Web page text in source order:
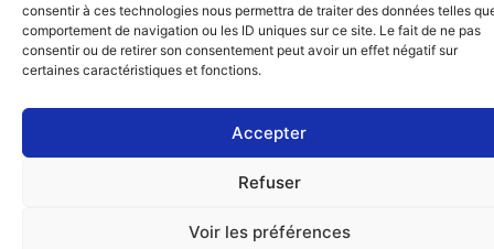
consentir à ces technologies nous permettra de traiter des données telles
comportement de navigation ou les ID uniques sur ce site. Le fait de ne pas
consentir ou de retirer son consentement peut avoir un effet négatif sur
certaines caractéristiques et fonctions.
Accepter
Refuser
Voir les préférences